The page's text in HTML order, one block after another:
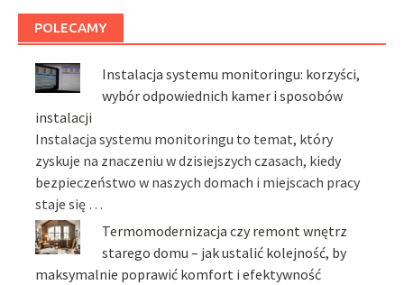
POLECAMY
Instalacja systemu monitoringu: korzyści,
wybór odpowiednich kamer i sposobów
instalacji
Instalacja systemu monitoringu to temat, który
zyskuje na znaczeniu w dzisiejszych czasach, kiedy
bezpieczeństwo w naszych domach i miejscach pracy
staje się …
Termomodernizacja czy remont wnętrz
starego domu – jak ustalić kolejność, by
maksymalnie poprawić komfort i efektywność